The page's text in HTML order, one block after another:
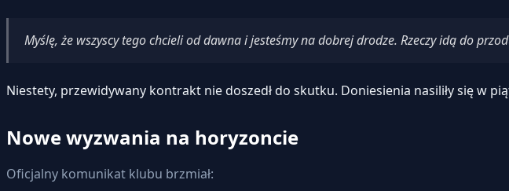
Myślę, że wszyscy tego chcieli od dawna i jesteśmy na dobrej drodze. Rzeczy idą do
Niestety, przewidywany kontrakt nie doszedł do skutku. Doniesienia nasiliły się w
Nowe wyzwania na horyzoncie
Oficjalny komunikat klubu brzmiał: